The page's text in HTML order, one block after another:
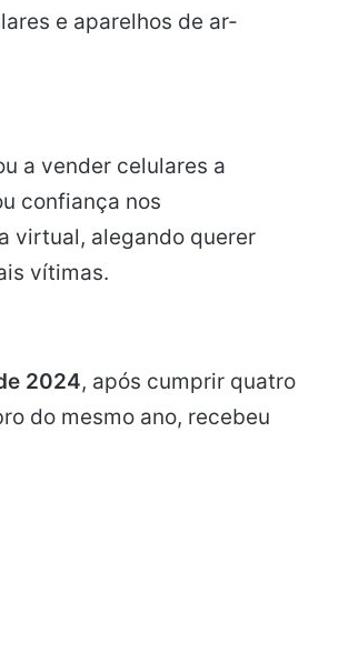
e aparelhos de ar-
a vender celulares a
confiança nos
virtual, alegando querer
vítimas.
2024, após cumprir quatro
do mesmo ano, recebeu